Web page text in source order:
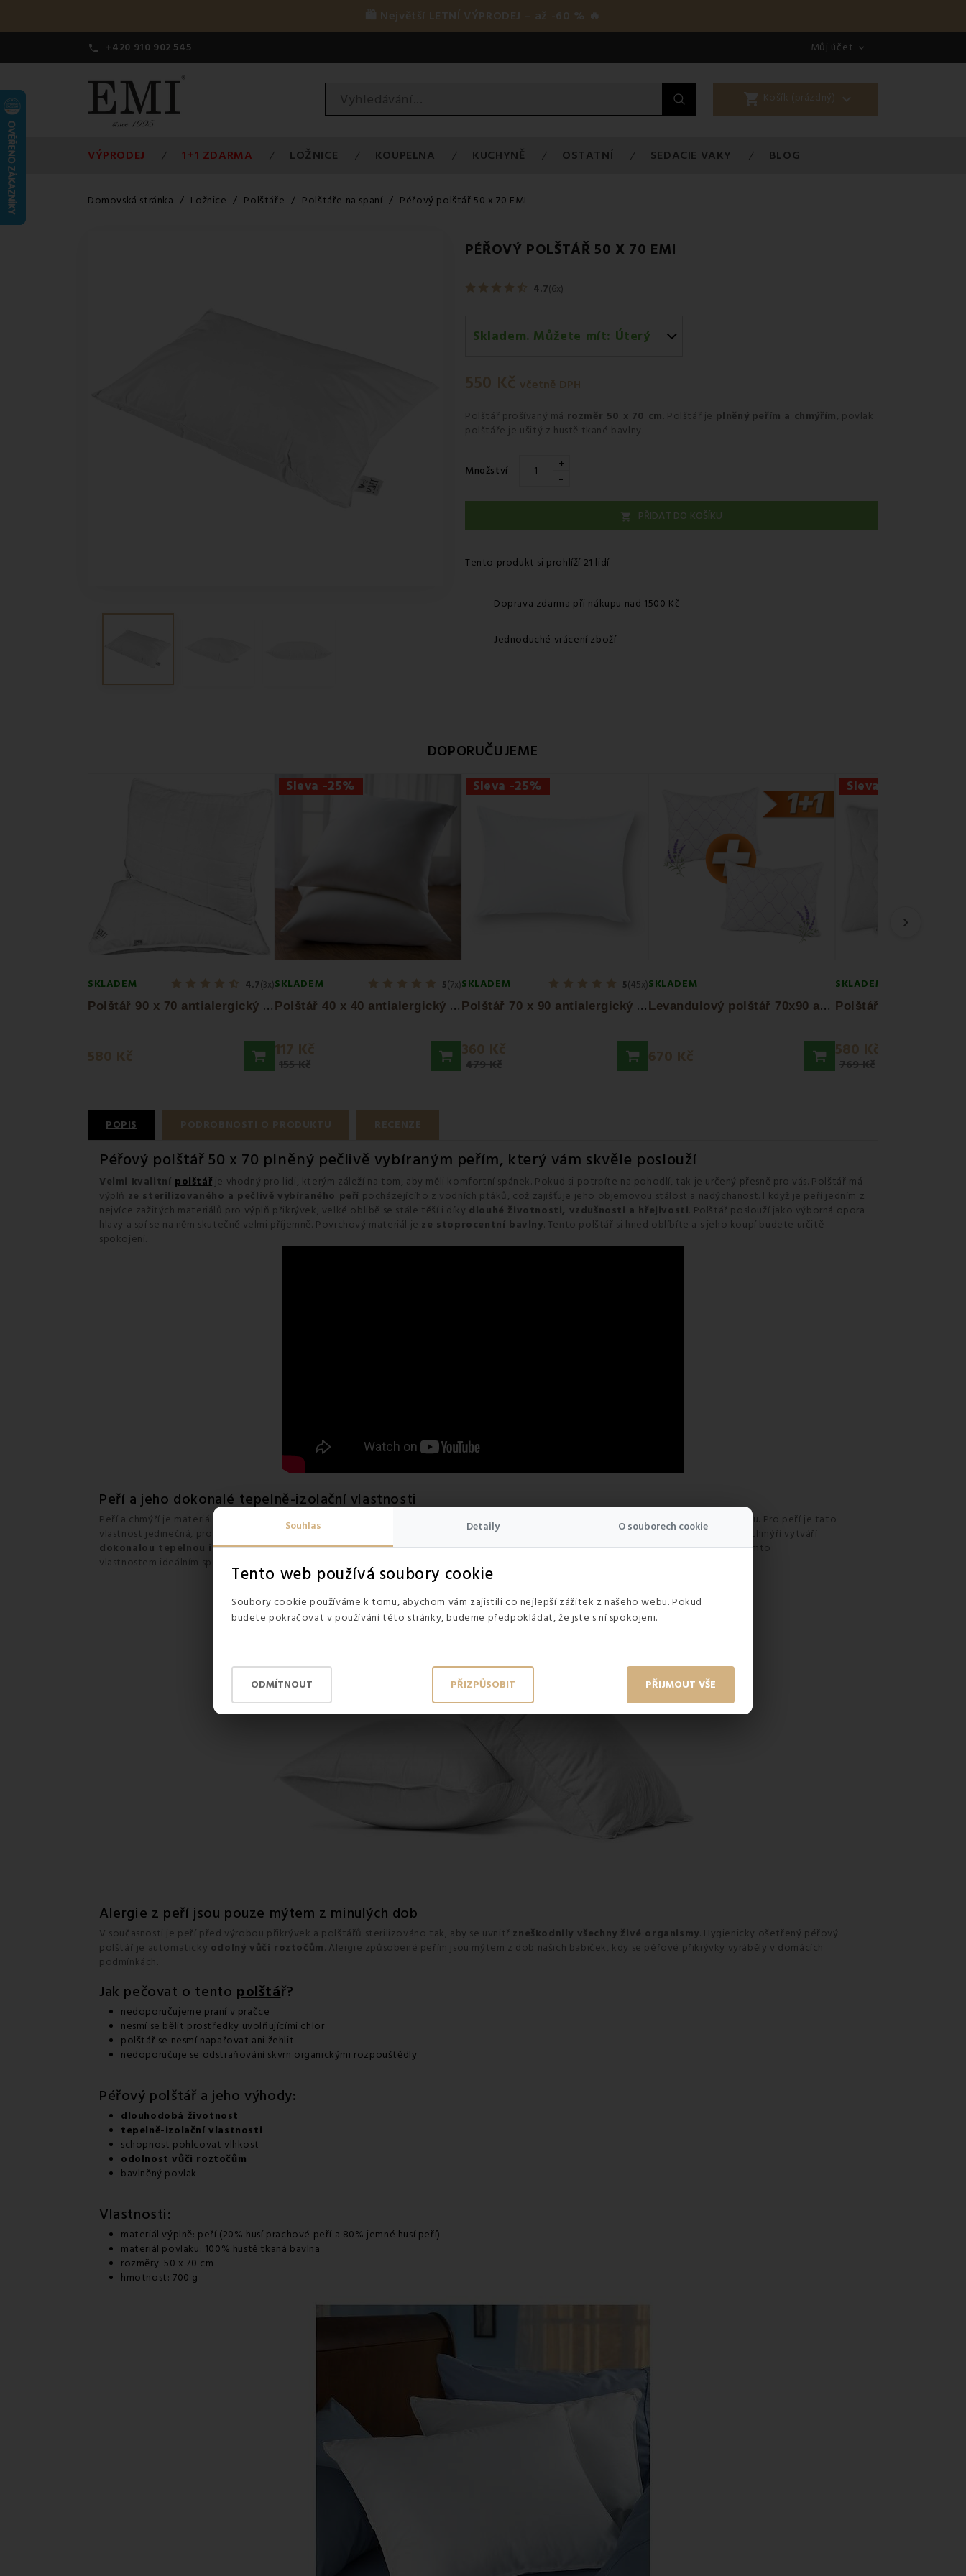
Souhlas Detaily O souborech cookie
Tento web používá soubory cookie
Soubory cookie používáme k tomu, abychom vám zajistili co nejlepší zážitek z našeho webu. Pokud
budete pokračovat v používání této stránky, budeme předpokládat, že jste s ní spokojeni.
ODMÍTNOUT PŘIZPŮSOBIT PŘIJMOUT VŠE
🛍️ Největší LETNÍ VÝPRODEJ – až -60 % 🔥
 +420 910 902 545 Můj účet 
shopping_cart Košík (prázdný) 
VÝPRODEJ 1+1 ZDARMA LOŽNICE KOUPELNA KUCHYNĚ OSTATNÍ SEDACIE VAKY BLOG
Domovská stránka Ložnice Polštáře Polštáře na spaní Péřový polštář 50 x 70 EMI
PÉŘOVÝ POLŠTÁŘ 50 X 70 EMI
4.7(6x)
Skladem. Můžete mít: Úterý
550 Kč včetně DPH
Polštář prošívaný má rozměr 50 x 70 cm . Polštář je plněný peřím a chmýřím, povlak
polštáře je ušitý z hustě tkané bavlny.
Množství +
-
 PŘIDAT DO KOŠÍKU
Tento produkt si prohlíží 21 lidí
Doprava zdarma při nákupu nad 1500 Kč
Jednoduché vrácení zboží
DOPORUČUJEME
SKLADEM 4.7(3x)
P
olštář 90 x 70 antialergický prošívaný...
580 Kč
Sleva -25%
SKLADEM 5(7x)
P
olštář 40 x 40 antialergický EMI standard
117 Kč
155 Kč
Sleva -25%
SKLADEM 5(45x)
P
olštář 70 x 90 antialergický EMI standard
360 Kč
479 Kč
SKLADEM
L
evandulový polštář 70x90 antialergický...
670 Kč
Sleva -25%
SKLADEM
580 Kč
769 Kč
›
POPIS PODROBNOSTI O PRODUKTU RECENZE
Péřový polštář 50 x 70 plněný pečlivě vybíraným peřím, který vám skvěle poslouží
Velmi kvalitní polštář je vhodný pro lidi, kterým záleží na tom, aby měli komfortní spánek. Pokud si potrpíte na pohodlí, tak je určený přesně pro vás. Polštář má
výplň ze sterilizovaného a pečlivě vybíraného peří pocházejícího z vodních ptáků, což zajišťuje jeho objemovou stálost a nadýchanost. I když je peří jedním z
nejvíce zažitých materiálů pro výplň přikrývek, velké oblibě se stále těší i díky dlouhé životnosti, vzdušnosti a hřejivosti. Polštář poslouží jako výborná opora
hlavy a spí se na něm skutečně velmi příjemně. Povrchový materiál je ze stoprocentní bavlny. Tento polštář si hned oblíbíte a s jeho koupí budete určitě
spokojeni.
Peří a jeho dokonalé tepelně-izolační vlastnosti
Peří a chmýří je materiál, který se vyznačuje výborným pohlcováním vlhkosti . Pot odvádí od těla a člověka udržuje během spánku v suchu. Pro peří je tato
vlastnost jedinečná, protože většina umělých vláken pohlcovat vlhkost nedokáže. Určitě ne tak dobře, jako přikrývky plněné peřím. Peří a chmýří vytváří
dokonalou tepelnou izolacitak, že kolem sebe vytváří teplou vzduchovou vrstvu, kterázahřívá lidské tělo. Péřovýpolštářje díky těmto
vlastnostem ideálním společníkem
Alergie z peří jsou pouze mýtem z minulých dob
V současnosti je peří před výrobou přikrývek a polštářů sterilizováno tak, aby se uvnitř zneškodnily všechny živé organismy. Hygienicky ošetřený péřový
polštář je automaticky odolný vůči roztočům. Alergie způsobené peřím jsou mýtem z dob našich babiček, kdy se péřové přikrývky vyráběly v domácích
podmínkách.
Jak pečovat o tento polštář?
nedoporučujeme praní v pračce
nesmí se bělit prostředky uvolňujícími chlor
polštář se nesmí napařovat ani žehlit
nedoporučuje se odstraňování skvrn organickými rozpouštědly
Péřový polštář a jeho výhody:
dlouhodobá životnost
tepelně-izolační vlastnosti
schopnost pohlcovat vlhkost
odolnost vůči roztočům
bavlněný povlak
Vlastnosti:
materiál výplně: peří (20% husí prachové peří a 80% jemné husí peří)
materiál povlaku: 100% hustě tkaná bavlna
rozměry: 50 x 70 cm
hmotnost: 700 g